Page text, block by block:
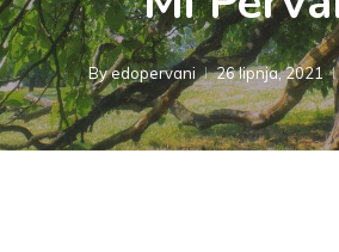
Byedopervani 26 lipnja, 2021